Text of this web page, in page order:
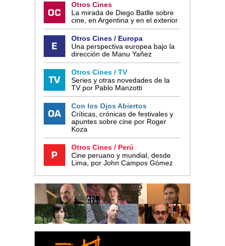
Otros Cines
La mirada de Diego Batlle sobre
cine, en Argentina y en el exterior
Otros Cines / Europa
Una perspectiva europea bajo la
dirección de Manu Yañez
Otros Cines / TV
Series y otras novedades de la
TV por Pablo Manzotti
Con los Ojos Abiertos
Críticas, crónicas de festivales y
apuntes sobre cine por Roger
Koza
Otros Cines / Perú
Cine peruano y mundial, desde
Lima, por John Campos Gómez